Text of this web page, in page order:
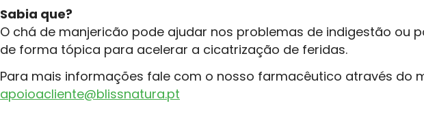
Sabia que?
O chá de manjericão pode ajudar nos problemas de indigestão ou
de forma tópica para acelerar a cicatrização de feridas.
Para mais informações fale com o nosso farmacêutico através do
apoioacliente@blissnatura.pt